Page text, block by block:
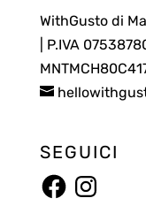
WithGusto di
| P.IVA
SEGUICI
FacebookInstagram